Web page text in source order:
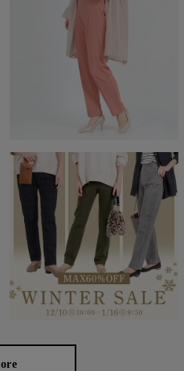
らない“本物のスタンダー
な形なのかもしれません。忙
もっと軽やかに、もっと自分
だければ嬉しいです。
長く使える